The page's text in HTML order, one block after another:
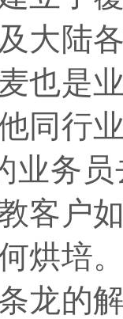
大陆
也是
同行
业务
客户
烘培
龙的